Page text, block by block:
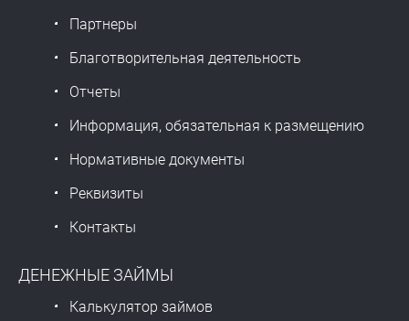
Партнеры
Благотворительная деятельность
Отчеты
Информация, обязательная к размещению
Нормативные документы
Реквизиты
Контакты
ДЕНЕЖНЫЕ ЗАЙМЫ
Калькулятор займов